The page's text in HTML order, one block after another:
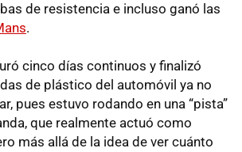
de resistencia e incluso ganó las
.
cinco días continuos y finalizó
de plástico del automóvil ya no
pues estuvo rodando en una “pista”
que realmente actuó como
más allá de la idea de ver cuánto